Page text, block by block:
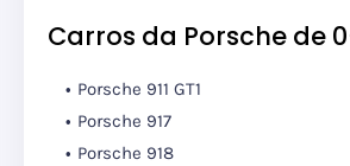
Carros da Porsche de
Porsche 911 GT1
Porsche 917
Porsche 918